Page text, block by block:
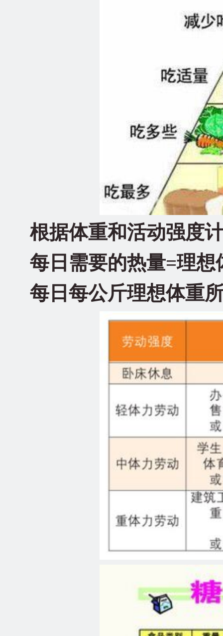
根据体重和活动强度
每日需要的热量=理
每日每公斤理想体重